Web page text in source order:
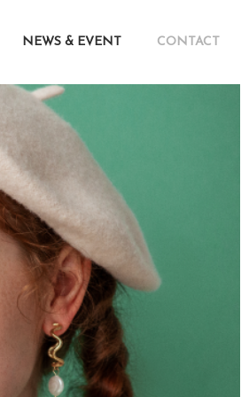
NEWS & EVENT CONTACT